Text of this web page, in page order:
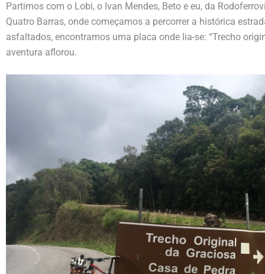
Partimos com o Lobi, o Ivan Mendes, Beto e eu, da
Quatro Barras, onde começamos a percorrer a histórica
asfaltados, encontramos uma placa onde lia-se: “Trecho
aventura aflorou.